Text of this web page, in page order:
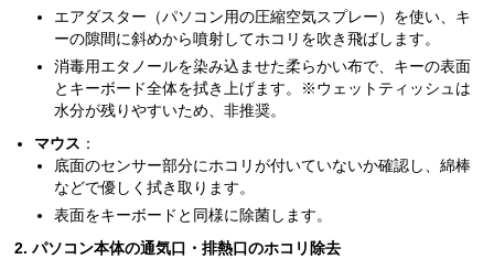
エアダスター（パソコン用の圧縮空気スプレー）を使い、キ
ーの隙間に斜めから噴射してホコリを吹き飛ばします。
消毒用エタノールを染み込ませた柔らかい布で、キーの表面
とキーボード全体を拭き上げます。※ウェットティッシュは
水分が残りやすいため、非推奨。
マウス ：
底面のセンサー部分にホコリが付いていないか確認し、綿棒
などで優しく拭き取ります。
表面をキーボードと同様に除菌します。
2. パソコン本体の通気口・排熱口のホコリ除去